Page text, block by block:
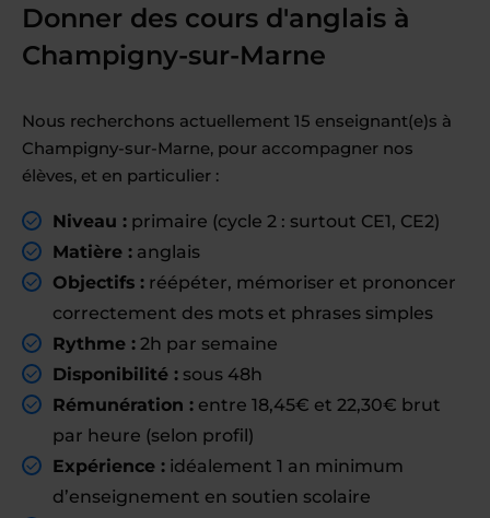
Donner des cours d'anglais à
Champigny-sur-Marne
Nous recherchons actuellement 15 enseignant(e)s à
Champigny-sur-Marne, pour accompagner nos
élèves, et en particulier :
Niveau : primaire (cycle 2 : surtout CE1, CE2)
Matière : anglais
Objectifs : réépéter, mémoriser et prononcer
correctement des mots et phrases simples
Rythme : 2h par semaine
Disponibilité : sous 48h
Rémunération : entre 18,45€ et 22,30€ brut
par heure (selon profil)
Expérience : idéalement 1 an minimum
d’enseignement en soutien scolaire